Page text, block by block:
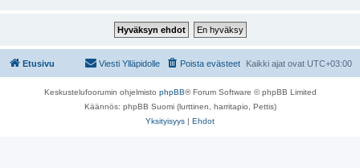
Etusivu Kaikki ajat ovat UTC+03:00
Poista evästeet
Viesti Ylläpidolle
Keskustelufoorumin ohjelmisto phpBB® Forum Software © phpBB Limited
Käännös: phpBB Suomi (lurttinen, harritapio, Pettis)
Yksityisyys | Ehdot